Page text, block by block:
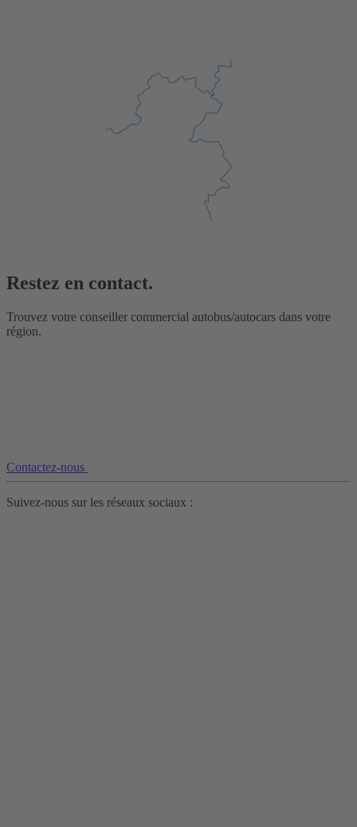
Restez en contact.
Trouvez votre conseiller commercial autobus/autocars dans votre
région.
Contactez-nous
Suivez-nous sur les réseaux sociaux :